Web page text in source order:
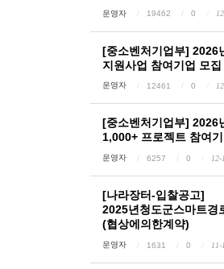
운영자 19462 0
[중소벤처기업부] 2026
지원사업 참여기업 모집
운영자 12461 0
[중소벤처기업부] 2026
1,000+ 프로젝트 참여
운영자 6257 0 12-
[나라장터-입찰공고]
2025년청도군스마트경
(협상에의한계약)
운영자 1631 0 11-